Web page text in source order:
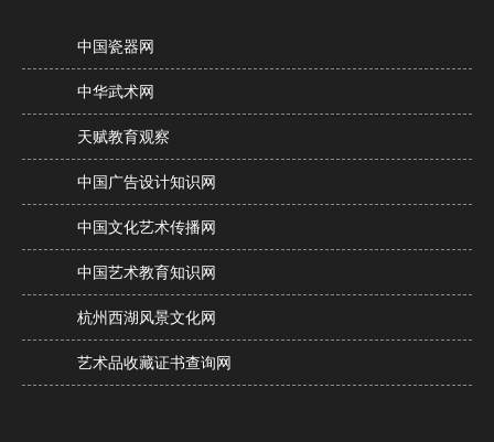
中国瓷器网
中华武术网
天赋教育观察
中国广告设计知识网
中国文化艺术传播网
中国艺术教育知识网
杭州西湖风景文化网
艺术品收藏证书查询网